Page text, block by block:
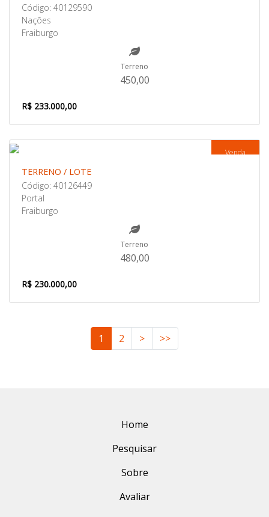
Código: 40129590
Nações
Fraiburgo
Terreno
450,00
R$ 233.000,00
Venda
TERRENO / LOTE
Código: 40126449
Portal
Fraiburgo
Terreno
480,00
R$ 230.000,00
1 2 > >>
Home
Pesquisar
Sobre
Avaliar